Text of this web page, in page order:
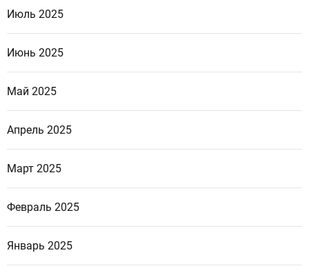
Июль 2025
Июнь 2025
Май 2025
Апрель 2025
Март 2025
Февраль 2025
Январь 2025